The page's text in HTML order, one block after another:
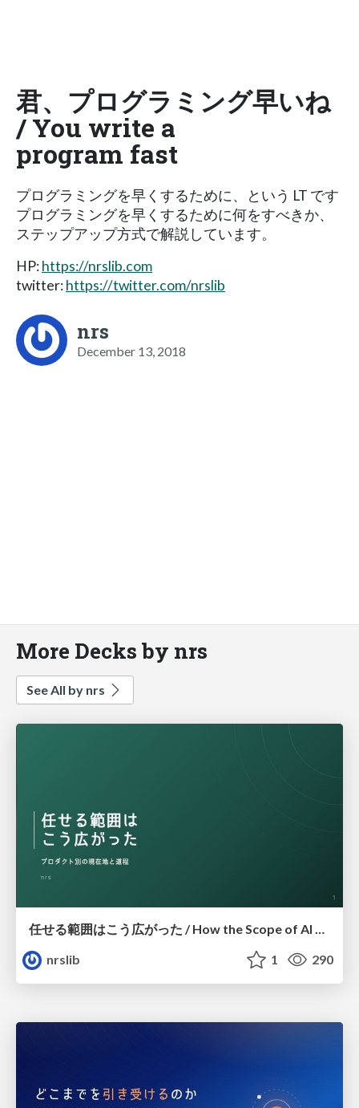
君、プログラミング早いね
/ You write a
program fast
プログラミングを早くするために、という LT です
プログラミングを早くするために何をすべきか、
ステップアップ方式で解説しています。
HP:https://nrslib.com
twitter:https://twitter.com/nrslib
nrs
December 13, 2018
More Decks by nrs
See All by nrs
任せる範囲はこう広がった / How the Scope of AI Delegation Has Expanded
nrslib
1 290